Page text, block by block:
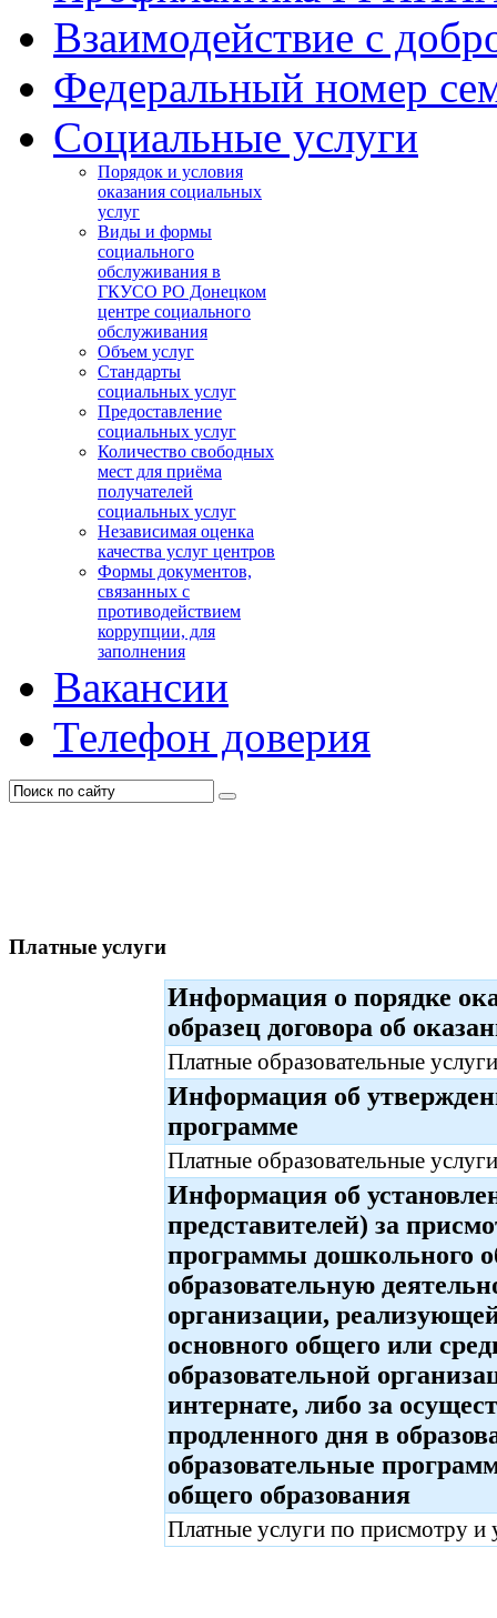
Взаимодействие с
Федеральный номер
Социальные услуги
Порядок и условия
оказания социальных
услуг
Виды и формы
социального
обслуживания в
ГКУСО РО Донецком
центре социального
обслуживания
Объем услуг
Стандарты
социальных услуг
Предоставление
социальных услуг
Количество свободных
мест для приёма
получателей
социальных услуг
Независимая оценка
качества услуг центров
Формы документов,
связанных с
противодействием
коррупции, для
заполнения
Вакансии
Телефон доверия
Платные услуги
Информация о порядке
образец договора об
Платные образовательные
Информация об
программе
Платные образовательные
Информация об
представителей) за
программы дошкольного
образовательную
организации,
основного общего или
образовательной
интернате, либо за
продленного дня в
образовательные
общего образования
Платные услуги по присмотру и